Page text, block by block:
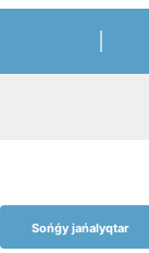
Sońǵy jańalyqtar